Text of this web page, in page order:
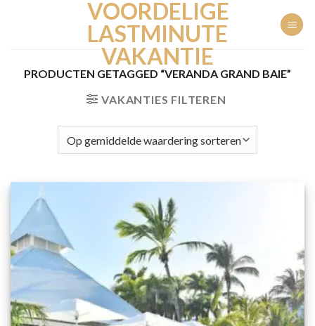
VOORDELIGE
LASTMINUTE
VAKANTIE
PRODUCTEN GETAGGED “VERANDA GRAND BAIE”
VAKANTIES FILTEREN